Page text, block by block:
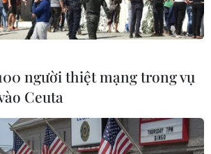
người thiệt mạng trong vụ
Ceuta